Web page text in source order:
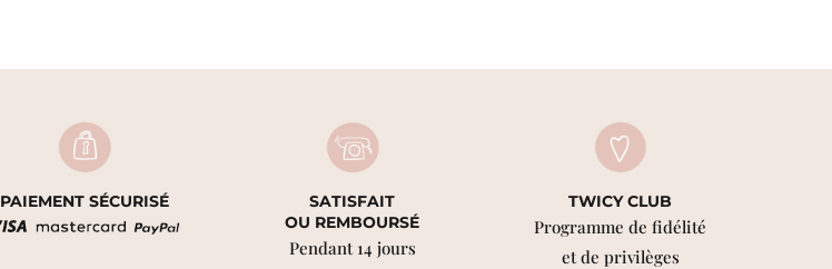
PAIEMENT SÉCURISÉ
SATISFAIT
OU REMBOURSÉ
Pendant 14 jours
TWICY CLUB
Programme de fidélité
et de privilèges